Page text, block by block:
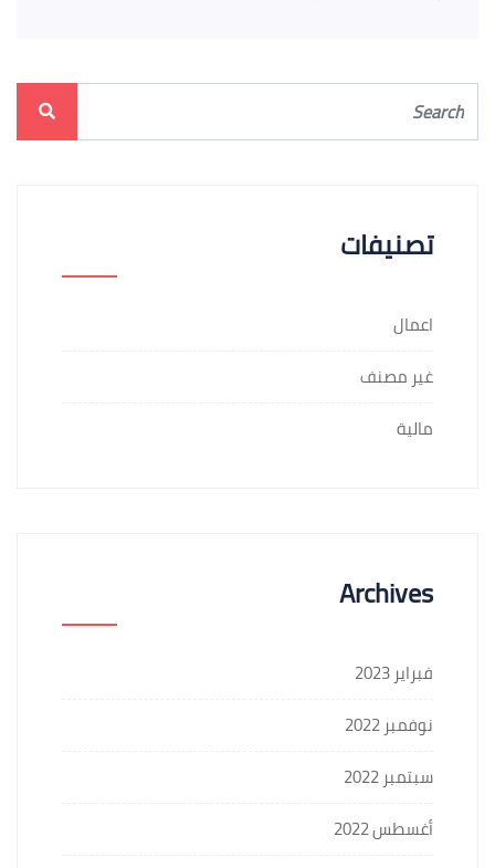
تصنيفات
اعمال
غير مصنف
مالية
Archives
فبراير 2023
نوفمبر 2022
سبتمبر 2022
أغسطس 2022